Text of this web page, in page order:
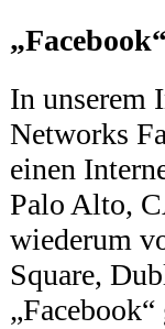
In unserem
Networks
einen
Palo Alto,
wiederum
Square,
„Facebook“